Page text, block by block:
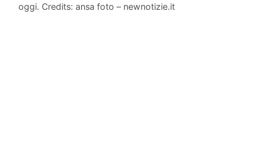
oggi. Credits: ansa foto – newnotizie.it